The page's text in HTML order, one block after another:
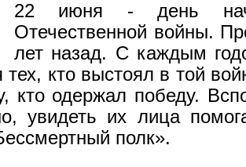
22 июня - день
Отечественной войны.
лет назад. С каждым
тех, кто выстоял в той
кто одержал победу.
увидеть их лица
полк».